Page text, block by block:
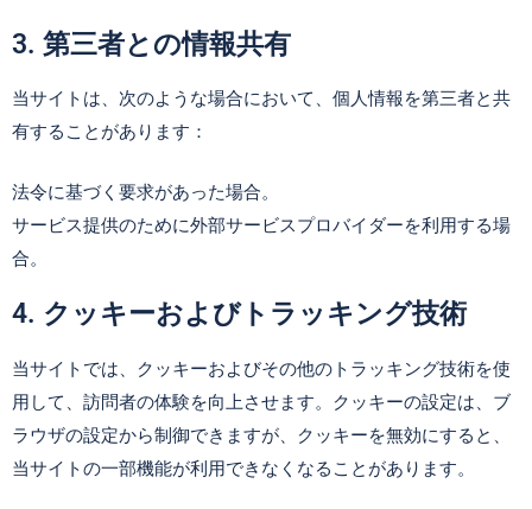
3. 第三者との情報共有
当サイトは、次のような場合において、個人情報を第三者と共
有することがあります：
法令に基づく要求があった場合。
サービス提供のために外部サービスプロバイダーを利用する場
合。
4. クッキーおよびトラッキング技術
当サイトでは、クッキーおよびその他のトラッキング技術を使
用して、訪問者の体験を向上させます。クッキーの設定は、ブ
ラウザの設定から制御できますが、クッキーを無効にすると、
当サイトの一部機能が利用できなくなることがあります。